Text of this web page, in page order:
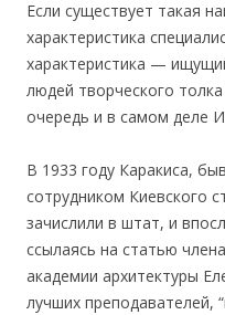
Если существует такая
характеристика
характеристика —
людей творческого
очередь и в самом деле
В 1933 году Каракиса,
сотрудником Киевского
зачислили в штат, и
ссылаясь на статью
академии архитектуры
лучших преподавателей,